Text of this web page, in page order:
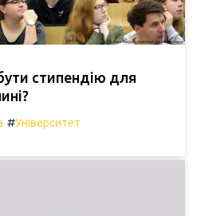
стипендію для
#Університет